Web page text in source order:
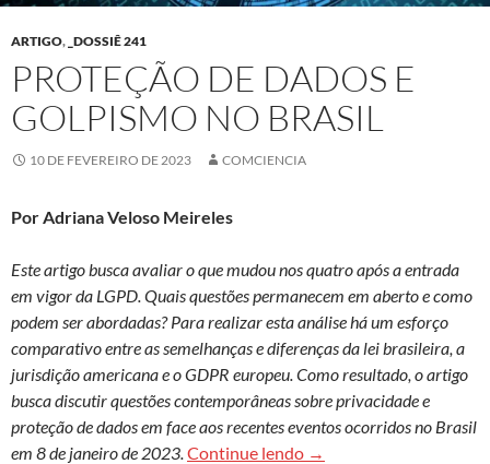
ARTIGO, _DOSSIÊ 241
PROTEÇÃO DE DADOS E
GOLPISMO NO BRASIL
10 DE FEVEREIRO DE 2023 COMCIENCIA
Por Adriana Veloso Meireles
Este artigo busca avaliar o que mudou nos quatro após a entrada
em vigor da LGPD. Quais questões permanecem em aberto e como
podem ser abordadas? Para realizar esta análise há um esforço
comparativo entre as semelhanças e diferenças da lei brasileira, a
jurisdição americana e o GDPR europeu. Como resultado, o artigo
busca discutir questões contemporâneas sobre privacidade e
proteção de dados em face aos recentes eventos ocorridos no Brasil
em 8 de janeiro de 2023.Continue lendo Proteção de dados e
→